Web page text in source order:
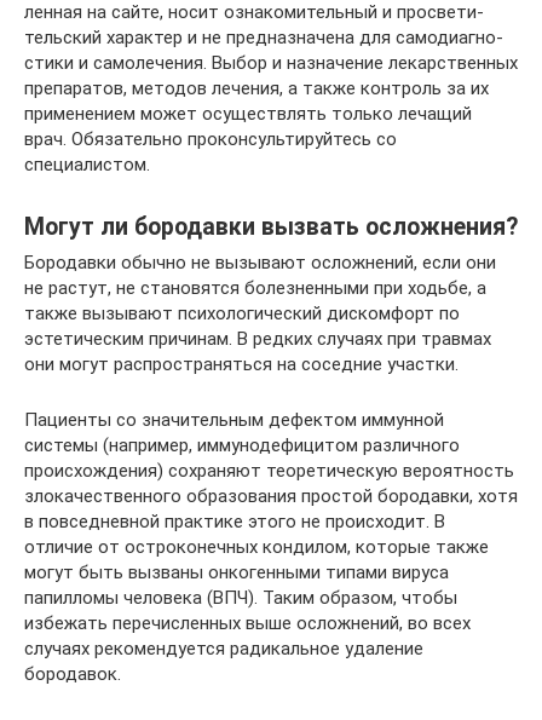
лен­ная на сай­те, носит озна­ко­ми­тель­ный и про­све­ти­
тель­ский харак­тер и не пред­на­зна­че­на для само­ди­а­гно­
сти­ки и само­ле­че­ния. Выбор и назна­че­ние лекар­ствен­ных
пре­па­ра­тов, мето­дов лече­ния, а так­же кон­троль за их
при­ме­не­ни­ем может осу­ществ­лять толь­ко леча­щий
врач. Обя­за­тель­но про­кон­суль­ти­руй­тесь со
специалистом.
Могут ли бородавки вызвать осложнения?
Бородавки обычно не вызывают осложнений, если они
не растут, не становятся болезненными при ходьбе, а
также вызывают психологический дискомфорт по
эстетическим причинам. В редких случаях при травмах
они могут распространяться на соседние участки.
Пациенты со значительным дефектом иммунной
системы (например, иммунодефицитом различного
происхождения) сохраняют теоретическую вероятность
злокачественного образования простой бородавки, хотя
в повседневной практике этого не происходит. В
отличие от остроконечных кондилом, которые также
могут быть вызваны онкогенными типами вируса
папилломы человека (ВПЧ). Таким образом, чтобы
избежать перечисленных выше осложнений, во всех
случаях рекомендуется радикальное удаление
бородавок.